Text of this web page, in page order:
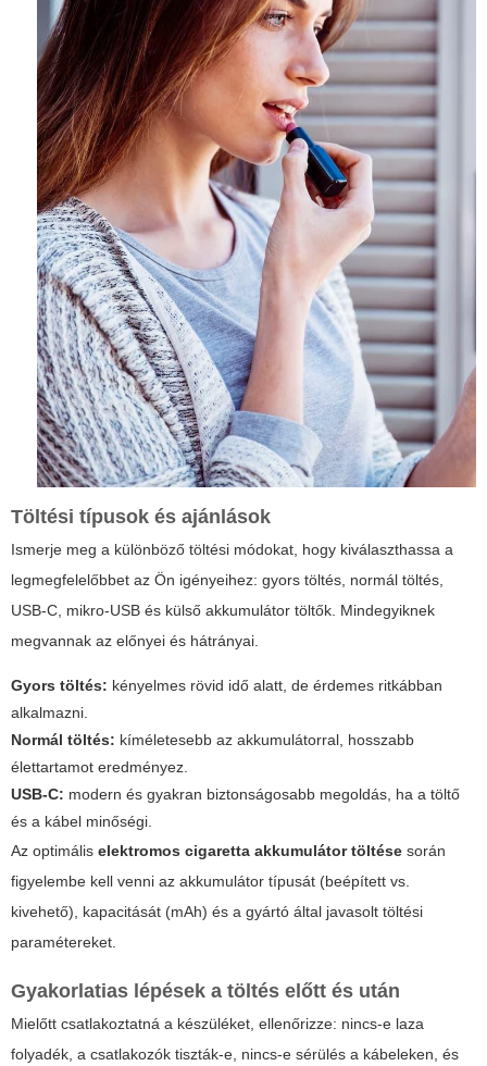
Töltési típusok és ajánlások
Ismerje meg a különböző töltési módokat, hogy kiválaszthassa a
legmegfelelőbbet az Ön igényeihez: gyors töltés, normál töltés,
USB-C, mikro-USB és külső akkumulátor töltők. Mindegyiknek
megvannak az előnyei és hátrányai.
Gyors töltés: kényelmes rövid idő alatt, de érdemes ritkábban
alkalmazni.
Normál töltés: kíméletesebb az akkumulátorral, hosszabb
élettartamot eredményez.
USB-C: modern és gyakran biztonságosabb megoldás, ha a töltő
és a kábel minőségi.
Az optimális elektromos cigaretta akkumulátor töltése során
figyelembe kell venni az akkumulátor típusát (beépített vs.
kivehető), kapacitását (mAh) és a gyártó által javasolt töltési
paramétereket.
Gyakorlatias lépések a töltés előtt és után
Mielőtt csatlakoztatná a készüléket, ellenőrizze: nincs-e laza
folyadék, a csatlakozók tiszták-e, nincs-e sérülés a kábeleken, és